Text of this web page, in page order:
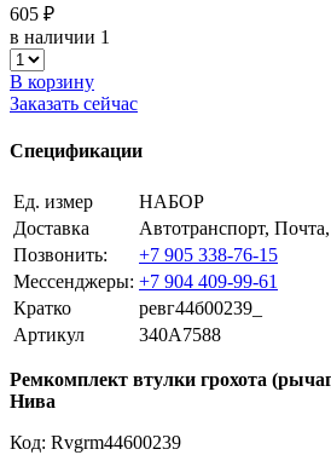
605 ₽
в наличии 1
В корзину
Заказать сейчас
Спецификации
Ед. измер
НАБОР
Доставка
Автотранспорт,
Позвонить:
+7 905 338-76-15
Мессенджеры: +7 904 409-99-61
Кратко
ревг44б00239_
Артикул
340A7588
Ремкомплект втулки грохота
Нива
Код: Rvgrm44600239